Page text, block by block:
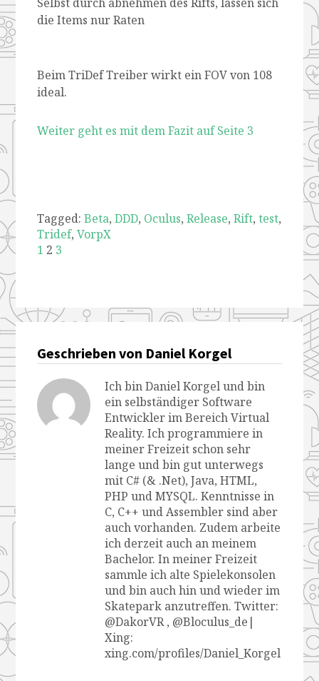
die Items nur Raten
Beim TriDef Treiber wirkt ein FOV von 108
ideal.
Weiter geht es mit dem Fazit auf Seite 3
Tagged:Beta,DDD, Oculus,Release,Rift,test,
Tridef,VorpX
1 2 3
Geschrieben von Daniel Korgel
Ich bin Daniel Korgel und bin
ein selbständiger Software
Entwickler im Bereich Virtual
Reality. Ich programmiere in
meiner Freizeit schon sehr
lange und bin gut unterwegs
mit C# (& .Net), Java, HTML,
PHP und MYSQL. Kenntnisse in
C, C++ und Assembler sind aber
auch vorhanden. Zudem arbeite
ich derzeit auch an meinem
Bachelor. In meiner Freizeit
sammle ich alte Spielekonsolen
und bin auch hin und wieder im
Skatepark anzutreffen. Twitter:
@DakorVR , @Bloculus_de|
Xing:
xing.com/profiles/Daniel_Korgel